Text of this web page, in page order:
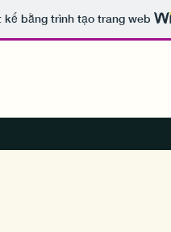
kế bằng trình tạo trang web